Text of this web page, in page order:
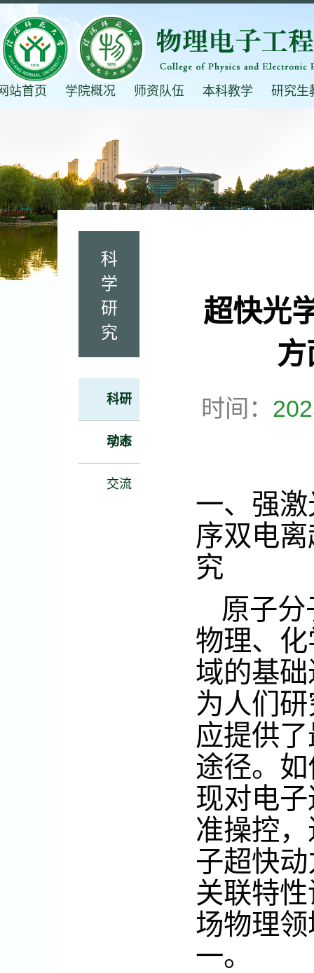
站首页 学院概况 师资队伍 本科教学 研究生
科
学
研
究
科研
动态
学术
交流
超快光
时间：
一、强
序双电
究
原子
物理、
域的基
为人们
应提供
途径。
现对电
准操控
子超快
关联特
场物理
一。